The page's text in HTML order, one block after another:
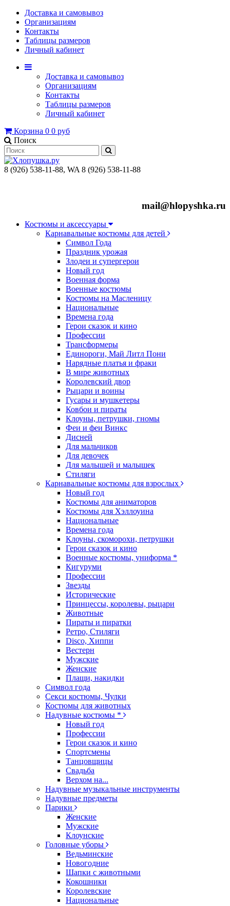
Доставка и самовывоз
Организациям
Контакты
Таблицы размеров
Личный кабинет
Доставка и самовывоз
Организациям
Контакты
Таблицы размеров
Личный кабинет
Корзина 0 0 руб
Поиск
8 (926) 538-11-88, WA 8 (926) 538-11-88
mail@hlopyshka.ru
Костюмы и аксессуары
Карнавальные костюмы для детей
Символ Года
Праздник урожая
Злодеи и супергерои
Новый год
Военная форма
Военные костюмы
Костюмы на Масленицу
Национальные
Времена года
Герои сказок и кино
Профессии
Трансформеры
Единороги, Май Литл Пони
Нарядные платья и фраки
В мире животных
Королевский двор
Рыцари и воины
Гусары и мушкетеры
Ковбои и пираты
Клоуны, петрушки, гномы
Феи и феи Винкс
Дисней
Для мальчиков
Для девочек
Для малышей и малышек
Стиляги
Карнавальные костюмы для взрослых
Новый год
Костюмы для аниматоров
Костюмы для Хэллоуина
Национальные
Времена года
Клоуны, скоморохи, петрушки
Герои сказок и кино
Военные костюмы, униформа *
Кигуруми
Профессии
Звезды
Исторические
Принцессы, королевы, рыцари
Животные
Пираты и пиратки
Ретро, Стиляги
Disco, Хиппи
Вестерн
Мужские
Женские
Плащи, накидки
Символ года
Секси костюмы, Чулки
Костюмы для животных
Надувные костюмы *
Новый год
Профессии
Герои сказок и кино
Спортсмены
Танцовщицы
Свадьба
Верхом на...
Надувные музыкальные инструменты
Надувные предметы
Парики
Женские
Мужские
Клоунские
Головные уборы
Ведьминские
Новогодние
Шапки с животными
Кокошники
Королевские
Национальные